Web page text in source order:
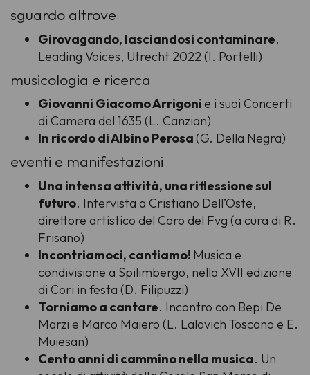
sguardo altrove
Girovagando, lasciandosi contaminare.
Leading Voices, Utrecht 2022 (I. Portelli)
musicologia e ricerca
Giovanni Giacomo Arrigonie i suoi Concerti
di Camera del 1635 (L. Canzian)
In ricordo di Albino Perosa(G. Della Negra)
eventi e manifestazioni
Una intensa attività, una riflessione sul
futuro. Intervista a Cristiano Dell’Oste,
direttore artistico del Coro del Fvg (a cura di R.
Frisano)
Incontriamoci, cantiamo! Musica e
condivisione a Spilimbergo, nella XVII edizione
di Cori in festa (D. Filipuzzi)
Torniamo a cantare. Incontro con Bepi De
Marzi e Marco Maiero (L. Lalovich Toscano e E.
Muiesan)
Cento anni di cammino nella musica. Un